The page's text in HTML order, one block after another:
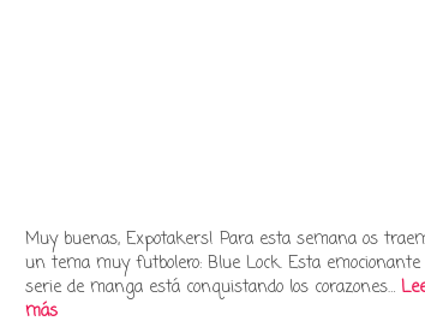
Muy buenas, Expotakers! Para esta semana os
un tema muy futbolero: Blue Lock. Esta emocionante
serie de manga está conquistando los corazones…
más